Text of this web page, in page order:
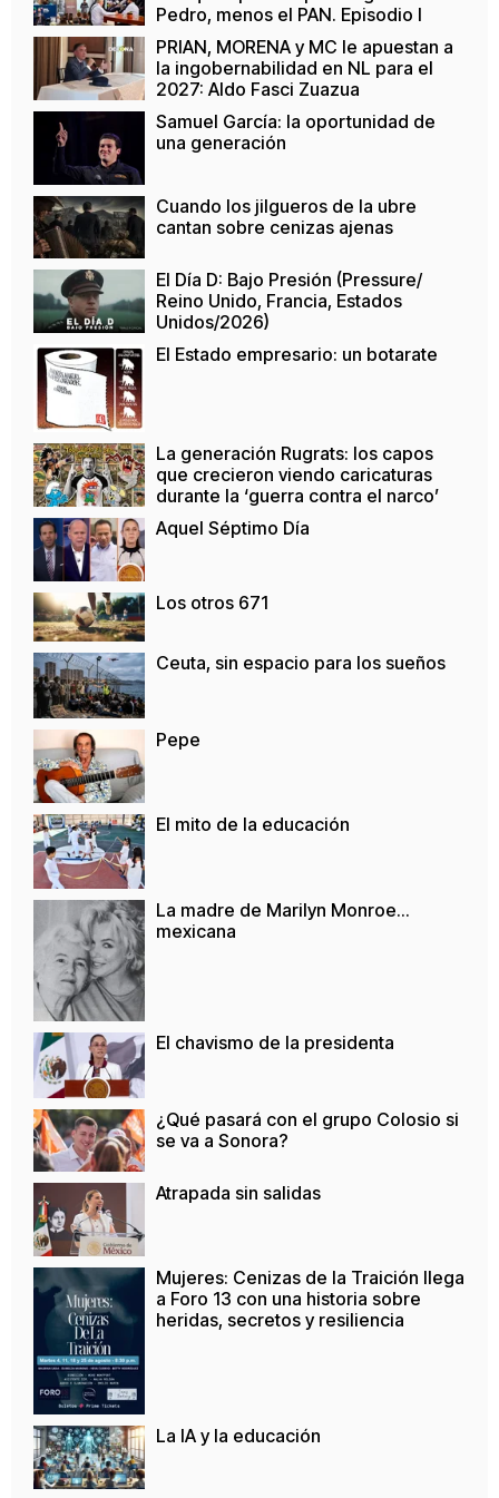
Pedro, menos el PAN. Episodio I
PRIAN, MORENA y MC le apuestan a
la ingobernabilidad en NL para el
2027: Aldo Fasci Zuazua
Samuel García: la oportunidad de
una generación
Cuando los jilgueros de la ubre
cantan sobre cenizas ajenas
El Día D: Bajo Presión (Pressure/
Reino Unido, Francia, Estados
Unidos/2026)
El Estado empresario: un botarate
La generación Rugrats: los capos
que crecieron viendo caricaturas
durante la ‘guerra contra el narco’
Aquel Séptimo Día
Los otros 671
Ceuta, sin espacio para los sueños
Pepe
El mito de la educación
La madre de Marilyn Monroe…
mexicana
El chavismo de la presidenta
¿Qué pasará con el grupo Colosio si
se va a Sonora?
Atrapada sin salidas
Mujeres: Cenizas de la Traición llega
a Foro 13 con una historia sobre
heridas, secretos y resiliencia
La IA y la educación